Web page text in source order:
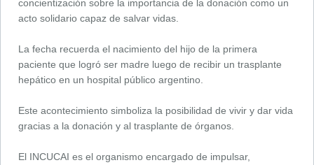
concientización sobre la importancia de la donación como un
acto solidario capaz de salvar vidas.
La fecha recuerda el nacimiento del hijo de la primera
paciente que logró ser madre luego de recibir un trasplante
hepático en un hospital público argentino.
Este acontecimiento simboliza la posibilidad de vivir y dar vida
gracias a la donación y al trasplante de órganos.
El INCUCAI es el organismo encargado de impulsar,